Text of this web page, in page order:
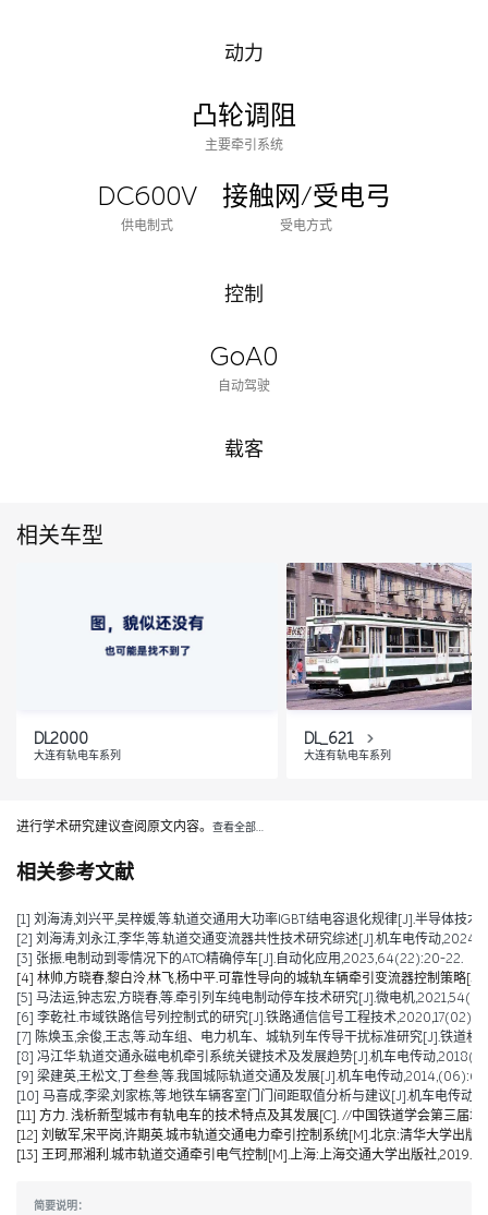
动力
凸轮调阻
主要牵引系统
DC600V
供电制式
接触网/受电弓
受电方式
控制
GoA0
自动驾驶
载客
相关车型
DL2000
大连有轨电车系列
DL_621
大连有轨电车系列
进行学术研究建议查阅原文内容。 查看全部…
相关参考文献
[1] 刘海涛,刘兴平,吴梓媛,等.轨道交通用大功率IGBT结电容退化规律[J].半导体技
[2] 刘海涛,刘永江,李华,等.轨道交通变流器共性技术研究综述[J].机车电传动
[3] 张振.电制动到零情况下的ATO精确停车[J].自动化应用,2023,64(22):20-22.
[4] 林帅,方晓春,黎白泠,林飞,杨中平.可靠性导向的城轨车辆牵引变流器控制策略
[5] 马法运,钟志宏,方晓春,等.牵引列车纯电制动停车技术研究[J].微电机
[6] 李乾社.市域铁路信号列控制式的研究[J].铁路通信信号工程技术
[7] 陈焕玉,余俊,王志,等.动车组、电力机车、城轨列车传导干扰标准研究[J].铁道
[8] 冯江华.轨道交通永磁电机牵引系统关键技术及发展趋势[J].机车电传动
[9] 梁建英,王松文,丁叁叁,等.我国城际轨道交通及发展[J].机车电传动,2014,(06):6-
[10] 马喜成,李梁,刘家栋,等.地铁车辆客室门门间距取值分析与建议[J].机车电传动
[11] 方力. 浅析新型城市有轨电车的技术特点及其发展[C]. //中国铁道学会第三届
[12] 刘敏军,宋平岗,许期英.城市轨道交通电力牵引控制系统[M].北京:清华大学出版
[13] 王珂,邢湘利.城市轨道交通牵引电气控制[M].上海:上海交通大学出版社,2019.
简要说明：